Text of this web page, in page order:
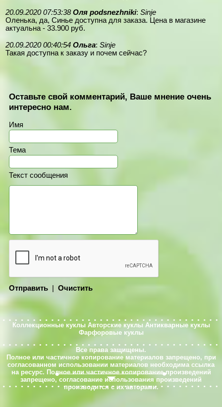
20.09.2020 07:53:38 Оля podsnezhniki: Sinje
Оленька, да, Синье доступна для заказа. Цена в магазине
актуальна - 33.900 руб.
20.09.2020 00:40:54 Ольга: Sinje
Такая доступна к заказу и почем сейчас?
Оставьте свой комментарий, Ваше мнение очень
интересно нам.
Имя
Тема
Текст сообщения
Отправить Очистить
Коллекционные куклы Авторские куклы Антикварные куклы
Фарфоровые куклы
Все права защищены.
Полное или частичное копирование материалов запрещено, при
согласованном использовании материалов необходима ссылка
на ресурс. Полное или частичное копирование произведений
запрещено, согласование использования произведений
производится с их авторами.